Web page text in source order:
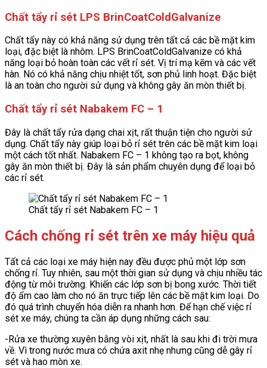
Chất tẩy rỉ sét LPS BrinCoatColdGalvanize
Chất tẩy này có khả năng sử dụng trên tất cả các bề mặt kim
loại, đặc biệt là nhôm. LPS BrinCoatColdGalvanize có khả
năng loại bỏ hoàn toàn các vết rỉ sét. Vị trí mạ kẽm và các vết
hàn. Nó có khả năng chịu nhiệt tốt, sơn phủ linh hoạt. Đặc biệt
là an toàn cho người sử dụng và không gây ăn mòn thiết bị.
Chất tẩy rỉ sét Nabakem FC – 1
Đây là chất tẩy rửa dạng chai xịt, rất thuận tiện cho người sử
dụng. Chất tẩy này giúp loại bỏ rỉ sét trên các bề mặt kim loại
một cách tốt nhất. Nabakem FC – 1 không tạo ra bọt, không
gây ăn mòn thiết bị. Đây là sản phẩm chuyên dụng để loại bỏ
các rỉ sét.
Chất tẩy rỉ sét Nabakem FC – 1
Cách chống rỉ sét trên xe máy hiệu quả
Tất cả các loại xe máy hiện nay đều được phủ một lớp sơn
chống rỉ. Tuy nhiên, sau một thời gian sử dụng và chịu nhiều tác
động từ môi trường. Khiến các lớp sơn bị bong xước. Thời tiết
độ ẩm cao làm cho nó ăn trực tiếp lên các bề mặt kim loại. Do
đó quá trình chuyển hóa diễn ra nhanh hơn. Để hạn chế việc rỉ
sét xe máy, chúng ta cần áp dụng những cách sau:
-Rửa xe thường xuyên bằng vòi xịt, nhất là sau khi đi trời mưa
về. Vì trong nước mưa có chứa axit nhẹ nhưng cũng dễ gây rỉ
sét và hao mòn xe.